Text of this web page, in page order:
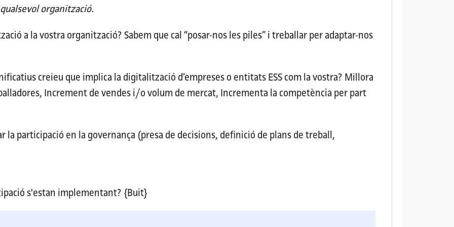
organització.
a la vostra organització? Sabem que cal “posar-nos les piles” i treballar per adaptar-nos
creieu que implica la digitalització d’empreses o entitats ESS com la vostra? Millora
Increment de vendes i/o volum de mercat, Incrementa la competència per part
participació en la governança (presa de decisions, definició de plans de treball,
s'estan implementant? {Buit}